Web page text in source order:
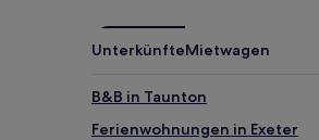
können
zusätzliche
gelten.
UnterkünfteMietwagen
B&B in Taunton
Ferienwohnungen in Exeter